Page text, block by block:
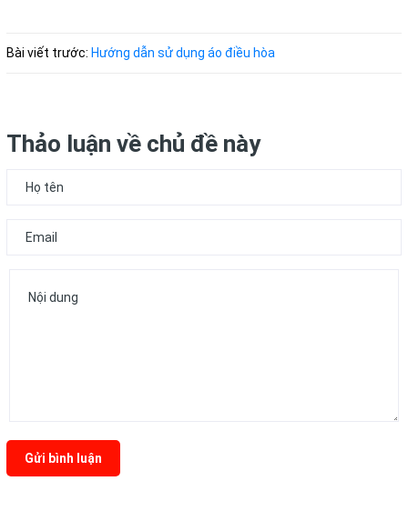
Bài viết trước: Hướng dẫn sử dụng áo điều hòa
Thảo luận về chủ đề này
Gửi bình luận